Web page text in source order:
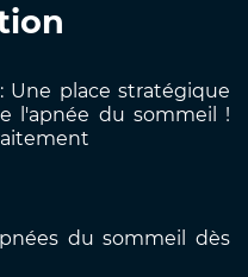
Une place stratégique
l'apnée du sommeil !
du sommeil dès